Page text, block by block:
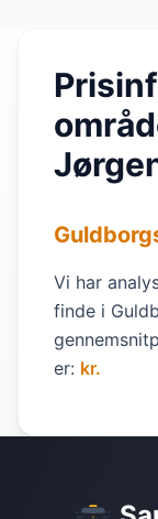
Vi har
finde i
er: kr.